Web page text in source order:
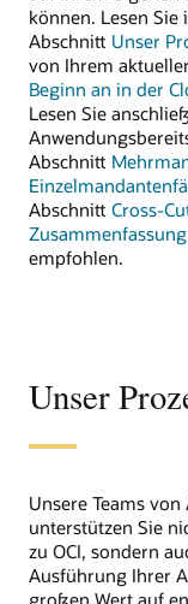
können. Lesen
Abschnitt Unser
von Ihrem
Beginn an in der
Lesen Sie
Abschnitt
Abschnitt Cross-
Zusammenfassung
empfohlen.
Unser
Unsere Teams
unterstützen Sie
zu OCI, sondern
Ausführung Ihrer